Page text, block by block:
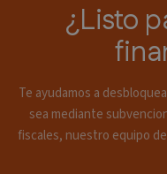
¿Listo
Te ayudamos a
sea mediante
fiscales, nuestro equipo